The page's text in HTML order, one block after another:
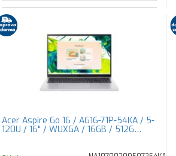
Acer Aspire Go 16 / AG16-71P-54KA / 5-
120U / 16" / WUXGA / 16GB / 512G…